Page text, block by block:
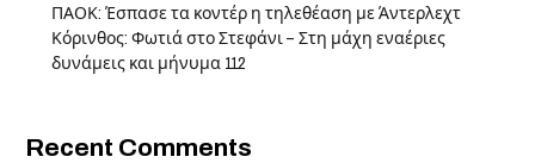
ΠΑΟΚ: Έσπασε τα κοντέρ η τηλεθέαση με Άντερλεχτ
Κόρινθος: Φωτιά στο Στεφάνι – Στη μάχη εναέριες
δυνάμεις και μήνυμα 112
Recent Comments